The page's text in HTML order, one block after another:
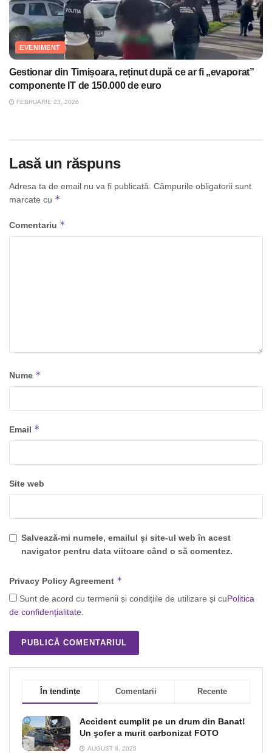
EVENIMENT
Gestionar din Timișoara, reținut după ce ar fi „evaporat”
componente IT de 150.000 de euro
FEBRUARIE 23, 2026
Lasă un răspuns
Adresa ta de email nu va fi publicată. Câmpurile obligatorii sunt
marcate cu *
Comentariu *
Nume *
Email *
Site web
Salvează-mi numele, emailul și site-ul web în acest
navigator pentru data viitoare când o să comentez.
Privacy Policy Agreement *
Sunt de acord cu termenii și condițiile de utilizare și cuPolitica
de confidențialitate.
În tendințe Comentarii Recente
Accident cumplit pe un drum din Banat!
Un şofer a murit carbonizat FOTO
AUGUST 8, 2026